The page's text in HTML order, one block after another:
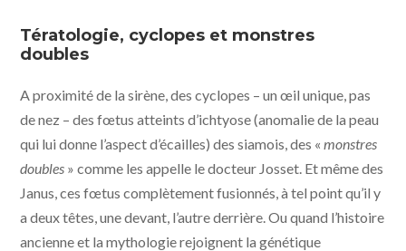
Tératologie, cyclopes et monstres
doubles
A proximité de la sirène, des cyclopes – un œil unique, pas
de nez – des fœtus atteints d’ichtyose (anomalie de la peau
qui lui donne l’aspect d’écailles) des siamois, des «monstres
doubles » comme les appelle le docteur Josset. Et même des
Janus, ces fœtus complètement fusionnés, à tel point qu’il y
a deux têtes, une devant, l’autre derrière. Ou quand l’histoire
ancienne et la mythologie rejoignent la génétique